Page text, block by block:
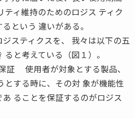
ティ維持のためのロジス ティク
という 違いがある。
スティクスを、 我々は以下の五
と考えている（図１）。
証 使用者が対象とする製品、
とする時に、その対 象が機能性
ることを保証するのがロジス